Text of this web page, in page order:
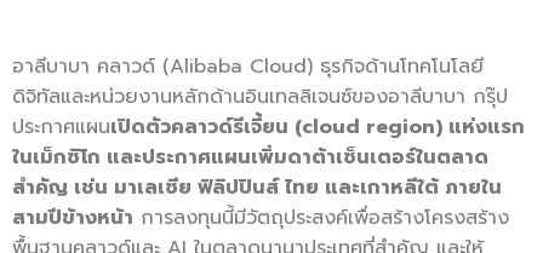
อาลีบาบา คลาวด์ (Alibaba Cloud) ธุรกิจด้านโทคโนโลยี
ดิจิทัลและหน่วยงานหลักด้านอินเทลลิเจนซ์ของอาลีบาบา กรุ๊ป
ประกาศแผนเปิดตัวคลาวด์รีเจี้ยน (cloud region) แห่งแรก
ในเม็กซิโก และประกาศแผนเพิ่มดาต้าเซ็นเตอร์ในตลาด
สำคัญ เช่น มาเลเซีย ฟิลิปปินส์ ไทย และเกาหลีใต้ ภายใน
สามปีข้างหน้า การลงทุนนี้มีวัตถุประสงค์เพื่อสร้างโครงสร้าง